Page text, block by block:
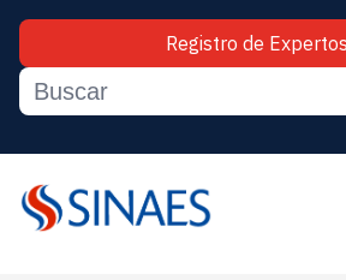
Registro de Expertos